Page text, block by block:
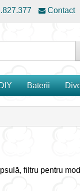
Contact
Baterii
filtru pentru